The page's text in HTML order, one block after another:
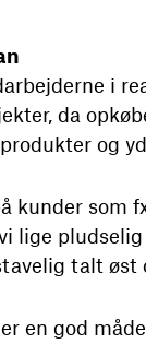
i
da
og
kunder som
lige
talt øst
en god